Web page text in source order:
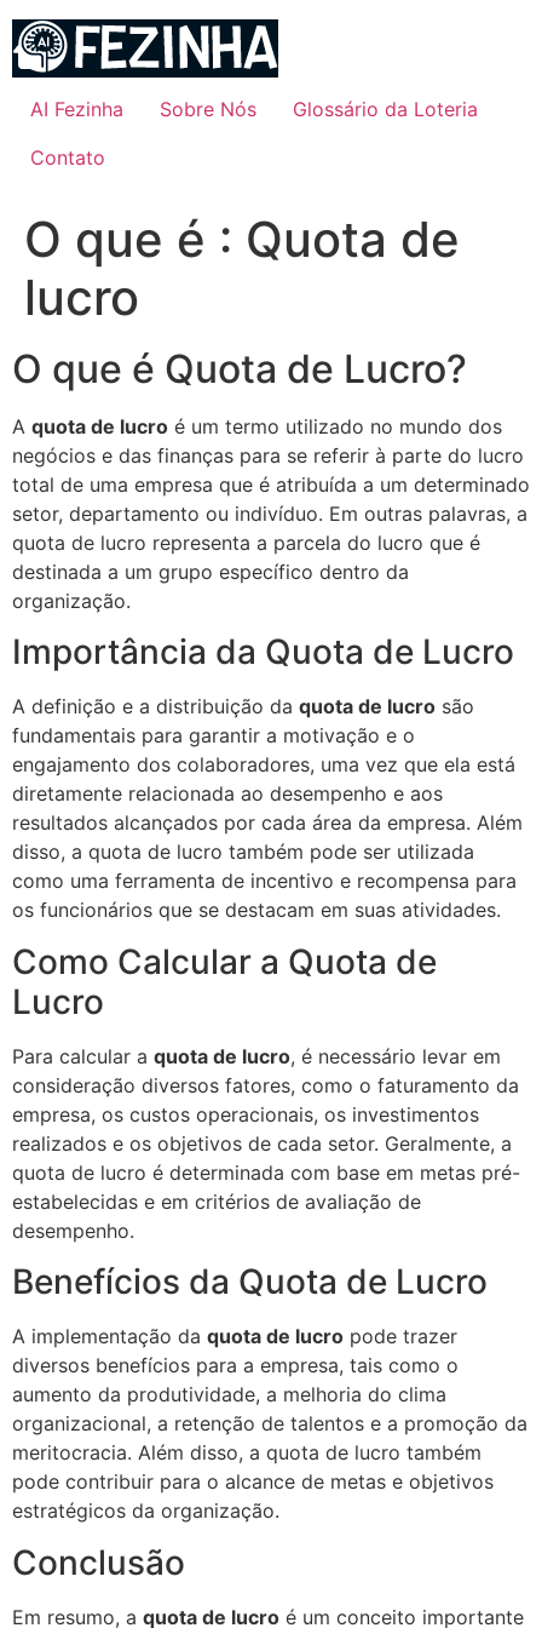
para
conteúdo
AI Fezinha Sobre Nós
Glossário da Loteria
Contato
O que é : Quota de
lucro
O que é Quota de Lucro?
A quota de lucro é um termo utilizado no mundo dos
negócios e das finanças para se referir à parte do lucro
total de uma empresa que é atribuída a um determinado
setor, departamento ou indivíduo. Em outras palavras, a
quota de lucro representa a parcela do lucro que é
destinada a um grupo específico dentro da
organização.
Importância da Quota de Lucro
A definição e a distribuição da quota de lucro são
fundamentais para garantir a motivação e o
engajamento dos colaboradores, uma vez que ela está
diretamente relacionada ao desempenho e aos
resultados alcançados por cada área da empresa. Além
disso, a quota de lucro também pode ser utilizada
como uma ferramenta de incentivo e recompensa para
os funcionários que se destacam em suas atividades.
Como Calcular a Quota de
Lucro
Para calcular a quota de lucro, é necessário levar em
consideração diversos fatores, como o faturamento da
empresa, os custos operacionais, os investimentos
realizados e os objetivos de cada setor. Geralmente, a
quota de lucro é determinada com base em metas pré-
estabelecidas e em critérios de avaliação de
desempenho.
Benefícios da Quota de Lucro
A implementação da quota de lucro pode trazer
diversos benefícios para a empresa, tais como o
aumento da produtividade, a melhoria do clima
organizacional, a retenção de talentos e a promoção da
meritocracia. Além disso, a quota de lucro também
pode contribuir para o alcance de metas e objetivos
estratégicos da organização.
Conclusão
Em resumo, a quota de lucro é um conceito importante